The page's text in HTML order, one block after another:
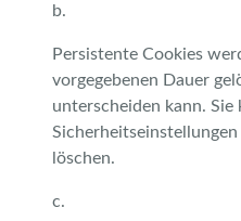
b.
Persistente Cookies
vorgegebenen Dauer
unterscheiden kann. Sie
löschen.
c.